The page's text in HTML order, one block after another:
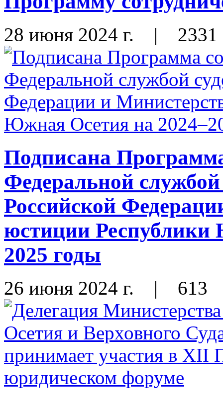
28 июня 2024 г. | 2331
Подписана
Федеральной
Российской
юстиции
2025 годы
26 июня 2024 г. | 613